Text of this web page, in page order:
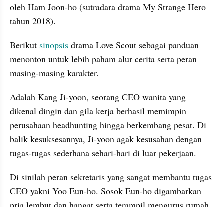
oleh Ham Joon-ho (sutradara drama My Strange Hero
tahun 2018).
Berikut sinopsis drama Love Scout sebagai panduan
menonton untuk lebih paham alur cerita serta peran
masing-masing karakter.
Adalah Kang Ji-yoon, seorang CEO wanita yang
dikenal dingin dan gila kerja berhasil memimpin
perusahaan headhunting hingga berkembang pesat. Di
balik kesuksesannya, Ji-yoon agak kesusahan dengan
tugas-tugas sederhana sehari-hari di luar pekerjaan.
Di sinilah peran sekretaris yang sangat membantu tugas
CEO yakni Yoo Eun-ho. Sosok Eun-ho digambarkan